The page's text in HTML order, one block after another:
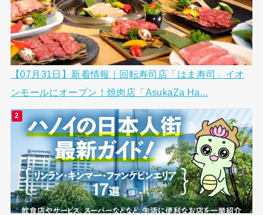
【07月31日】新着情報｜回転寿司店「はま寿司」イオ
ンモールにオープン！焼肉店「AsukaZa Ha...